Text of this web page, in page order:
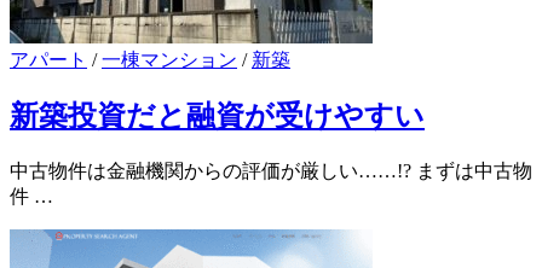
アパート /一棟マンション / 新築
新築投資だと融資が受けやすい
中古物件は金融機関からの評価が厳しい……!? まずは中古物
件 …